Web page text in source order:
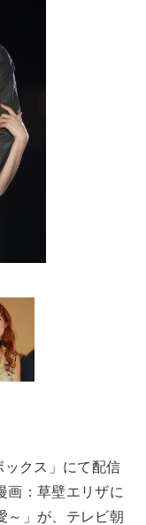
クス」にて配信
画：草壁エリザに
～」が、テレビ朝